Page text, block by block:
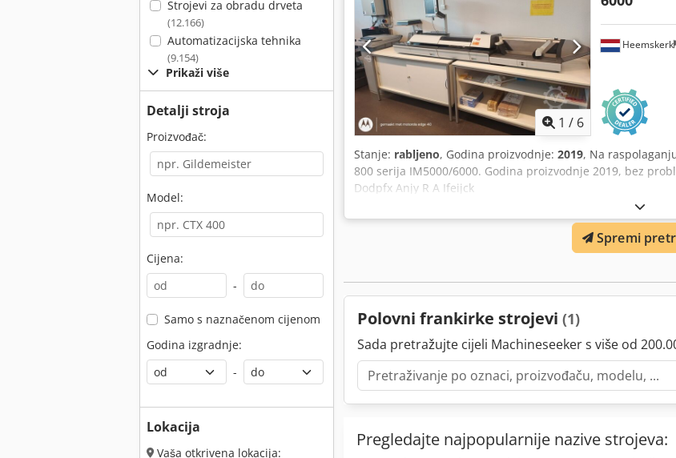
Strojevi za obradu drveta
(12.166)
Automatizacijska tehnika
(9.154)
Prikaži više
Detalji stroja
Proizvođač:
Model:
Cijena:
-
Samo s naznačenom cijenom
Godina izgradnje:
-
Lokacija
Vaša otkrivena lokacija:
1 / 6
Heemskerk
Stanje: rabljeno, Godina proizvodnje: 2019, Na
800 serija IM5000/6000. Godina proizvodnje 2019, bez
Dodpfx Anjy R A Ifeijck
Spremi
Polovni frankirke strojevi (1)
Sada pretražujte cijeli Machineseeker s više od
Pregledajte najpopularnije nazive strojeva: